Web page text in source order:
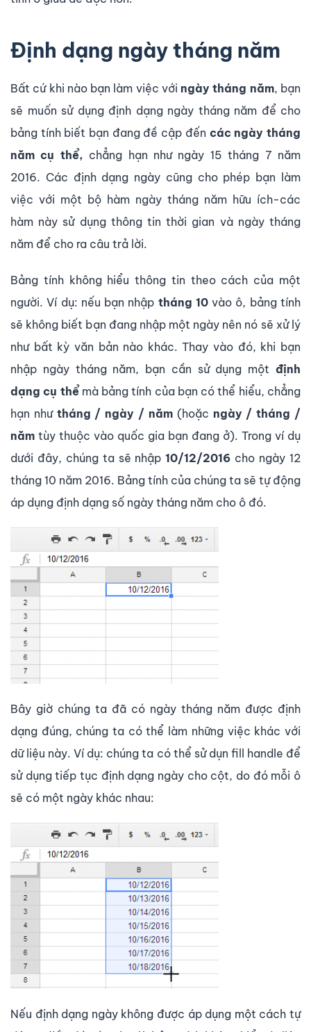
Định dạng ngày tháng năm
Bất cứ khi nào bạn làm việc với ngày tháng năm, bạn
sẽ muốn sử dụng định dạng ngày tháng năm để cho
bảng tính biết bạn đang đề cập đến các ngày tháng
năm cụ thể, chẳng hạn như ngày 15 tháng 7 năm
2016. Các định dạng ngày cũng cho phép bạn làm
việc với một bộ hàm ngày tháng năm hữu ích-các
hàm này sử dụng thông tin thời gian và ngày tháng
năm để cho ra câu trả lời.
Bảng tính không hiểu thông tin theo cách của một
người. Ví dụ: nếu bạn nhập tháng 10vào ô, bảng tính
sẽ không biết bạn đang nhập một ngày nên nó sẽ xử lý
như bất kỳ văn bản nào khác. Thay vào đó, khi bạn
nhập ngày tháng năm, bạn cần sử dụng một định
dạng cụ thểmà bảng tính của bạn có thể hiểu, chẳng
hạn như tháng / ngày / năm(hoặc ngày / tháng /
năm tùy thuộc vào quốc gia bạn đang ở). Trong ví dụ
dưới đây, chúng ta sẽ nhập10/12/2016 cho ngày 12
tháng 10 năm 2016. Bảng tính của chúng ta sẽ tự động
áp dụng định dạng số ngày tháng năm cho ô đó.
Bây giờ chúng ta đã có ngày tháng năm được định
dạng đúng, chúng ta có thể làm những việc khác với
dữ liệu này. Ví dụ: chúng ta có thể sử dụn fill handle để
sử dụng tiếp tục định dạng ngày cho cột, do đó mỗi ô
sẽ có một ngày khác nhau:
Nếu định dạng ngày không được áp dụng một cách tự